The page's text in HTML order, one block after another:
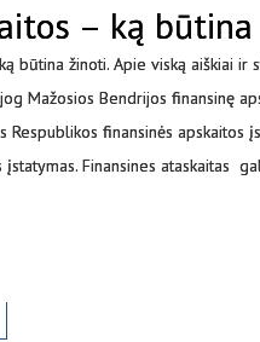
– ką
būtina žinoti. Apie viską aiškiai ir
Mažosios Bendrijos finansinę
finansinės apskaitos
Finansines ataskaitas